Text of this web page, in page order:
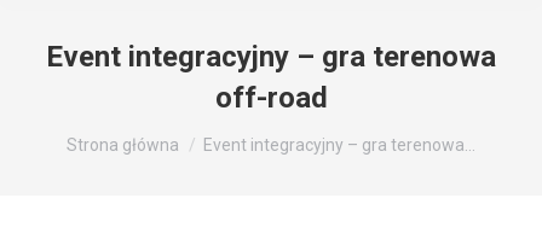
Event integracyjny – gra terenowa
off-road
Jesteś tutaj:
Strona główna Event integracyjny – gra terenowa…